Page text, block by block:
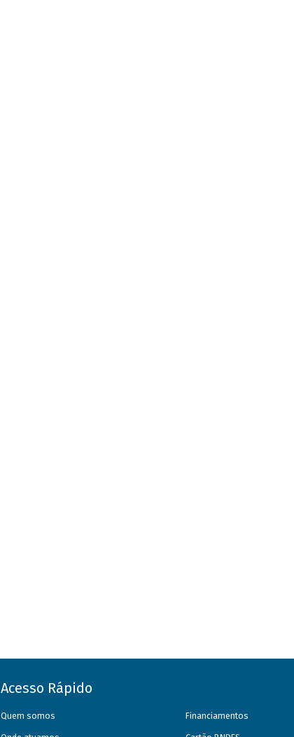
Acesso Rápido
Quem somos Financiamentos